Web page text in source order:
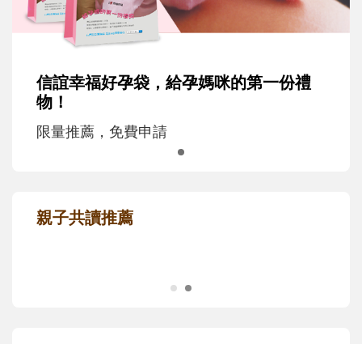
信誼幸福好孕袋，給孕媽咪的第一份禮
物！
限量推薦，免費申請
親子共讀推薦